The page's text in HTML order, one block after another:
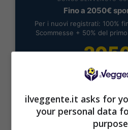
Fino a 2050€
Per i nuovi registrati: 100%
Scommesse + 50% del
Mostra
ilveggente.it asks for
your personal data